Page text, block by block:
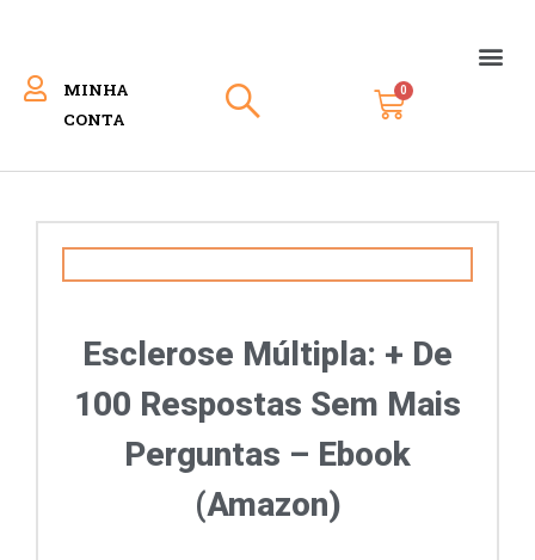
MINHA
CONTA
Esclerose Múltipla: + De
100 Respostas Sem Mais
Perguntas – Ebook
(Amazon)